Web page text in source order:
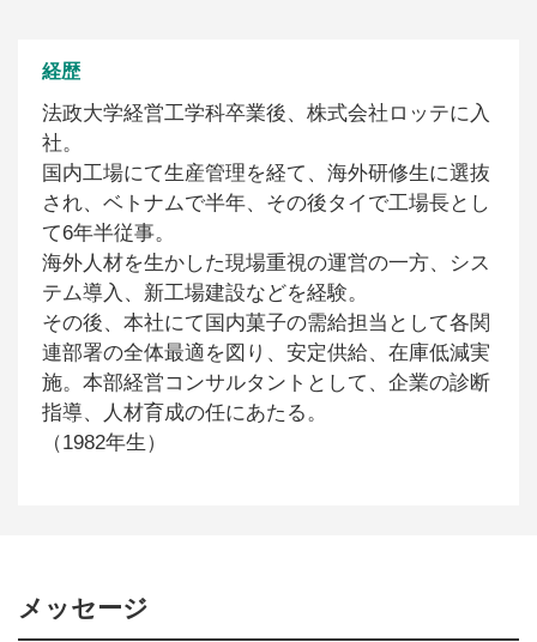
経歴
法政大学経営工学科卒業後、株式会社ロッテに入
社。
国内工場にて生産管理を経て、海外研修生に選抜
され、ベトナムで半年、その後タイで工場長とし
て6年半従事。
海外人材を生かした現場重視の運営の一方、シス
テム導入、新工場建設などを経験。
その後、本社にて国内菓子の需給担当として各関
連部署の全体最適を図り、安定供給、在庫低減実
施。本部経営コンサルタントとして、企業の診断
指導、人材育成の任にあたる。
（1982年生）
メッセージ